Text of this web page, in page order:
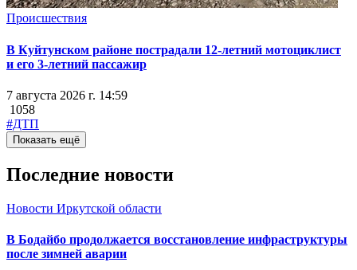
Происшествия
В Куйтунском районе пострадали 12-летний мотоциклист
и его 3-летний пассажир
7 августа 2026 г. 14:59
1058
#ДТП
Показать ещё
Последние новости
Новости Иркутской области
В Бодайбо продолжается восстановление инфраструктуры
после зимней аварии